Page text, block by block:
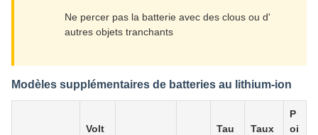
Ne percer pas la batterie avec des clous ou d'
autres objets tranchants
Modèles supplémentaires de batteries au lithium-ion
Volt
Tau
Taux
P
oi